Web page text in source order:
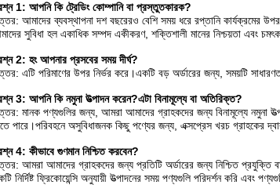
1: আপনি কি ট্রেডিং কোম্পানি বা প্রস্তুতকারক?
আমাদের ব্যবস্থাপনা দশ বছরেরও বেশি সময় ধরে রপ্তানি কার্যক্রমের উপর
সুবিধা হল একাধিক সম্পদ একীকরণ, শক্তিশালী মানের নিশ্চয়তা এবং
2: হং আপনার প্রসবের সময় দীর্ঘ?
এটি পরিমাণের উপর নির্ভর করে।একটি বড় অর্ডারের জন্য, সময়টি
3: আপনি কি নমুনা উত্পাদন করেন?এটা বিনামূল্যে বা অতিরিক্ত?
মানক পণ্যগুলির জন্য, আমরা আমাদের গ্রাহকদের জন্য বিনামূল্যে নমুনা
পারে।পরিবহনে অসুবিধাজনক কিছু পণ্যের জন্য, এক্সপ্রেস খরচ গ্রাহকের
4: কীভাবে গুণমান নিশ্চিত করবেন?
আমরা আমাদের গ্রাহকদের জন্য প্রতিটি অর্ডারের জন্য নিশ্চিত প্রযুক্তি
নির্দিষ্ট ফ্রিকোয়েন্সি অনুযায়ী উত্পাদনের সময় পণ্যগুলি পরিদর্শন করি এবং